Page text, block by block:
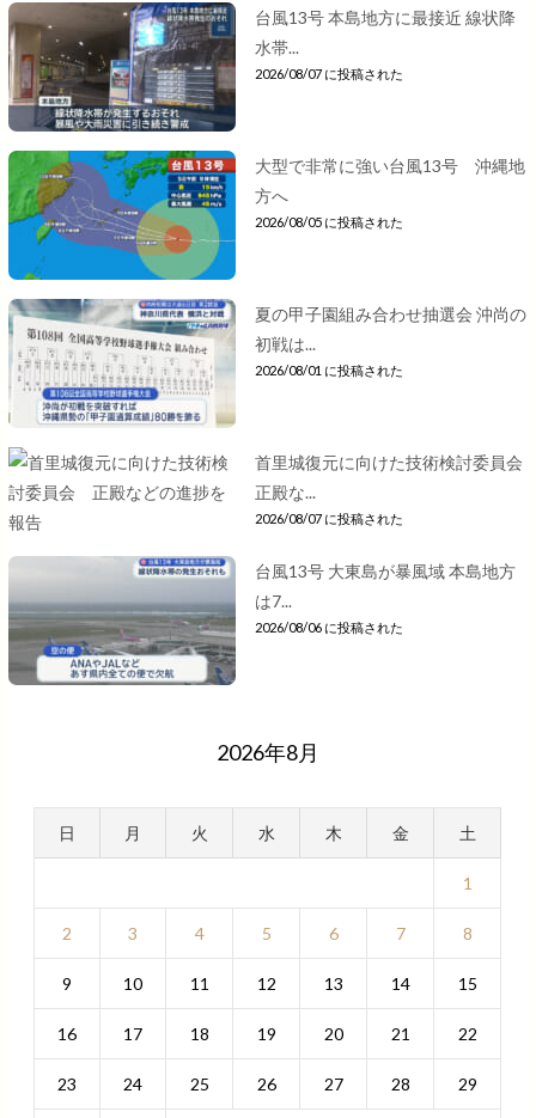
台風13号 本島地方に最接近 線状降
水帯...
2026/08/07 に投稿された
大型で非常に強い台風13号 沖縄地
方へ
2026/08/05 に投稿された
夏の甲子園組み合わせ抽選会 沖尚の
初戦は...
2026/08/01 に投稿された
首里城復元に向けた技術検討委員会
正殿な...
2026/08/07 に投稿された
台風13号 大東島が暴風域 本島地方
は7...
2026/08/06 に投稿された
2026年8月
日 月 火 水 木 金 土
1
2 3 4 5 6 7 8
9 10 11 12 13 14 15
16 17 18 19 20 21 22
23 24 25 26 27 28 29